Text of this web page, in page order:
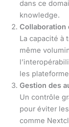
dans ce
knowledge.
Collaboration
La capacité à
même
les
Gestion des
Un contrôle
pour éviter
comme